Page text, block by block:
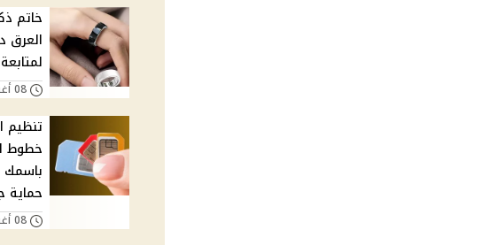
خاتم
العرق
08 أغسطس, 2026 06:00 ص
تنظيم
خطوط
حماية
08 أغسطس, 2026 05:00 ص